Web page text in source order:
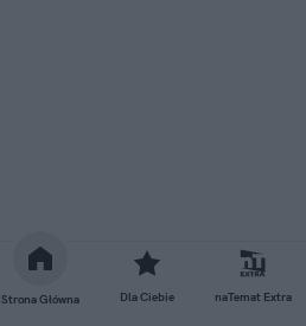
Strona Główna Dla Ciebie naTemat Extra